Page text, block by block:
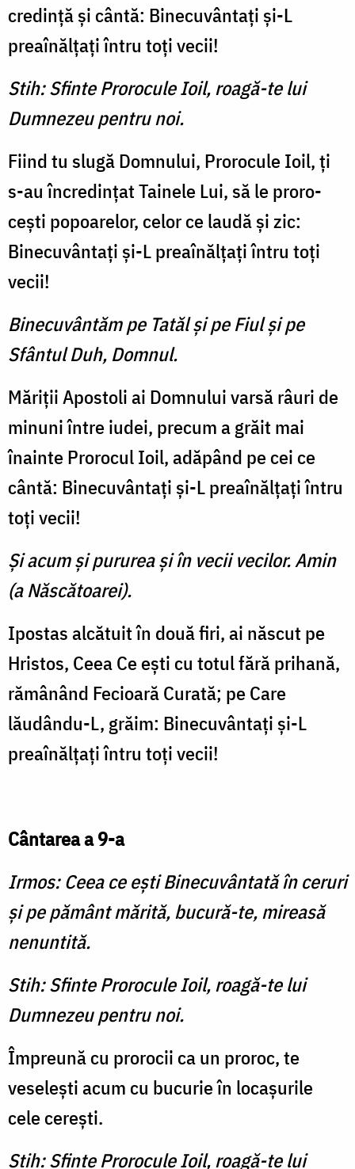
credinţă şi cântă: Bine­cuvântaţi şi-L
preaînălţaţi în­tru toţi vecii!
Stih: Sfinte Prorocule Ioil, roagă-te lui
Dumnezeu pentru noi.
Fiind tu slugă Domnului, Prorocule Ioil, ţi
s-au încre­dinţat Tainele Lui, să le proro­
ceşti popoarelor, celor ce laudă şi zic:
Binecuvântaţi şi-L preaînălţaţi întru toţi
vecii!
Binecuvântăm pe Tatăl şi pe Fiul şi pe
Sfântul Duh, Domnul.
Măriţii Apostoli ai Domnului varsă râuri de
minuni între iudei, precum a grăit mai
înainte Prorocul Ioil, adăpând pe cei ce
cântă: Binecuvântaţi şi-L preaînălţaţi întru
toţi vecii!
Şi acum şi pururea şi în vecii vecilor. Amin
(a Născătoarei).
Ipostas alcătuit în două firi, ai născut pe
Hristos, Ceea Ce eşti cu totul fără prihană,
ră­mânând Fecioară Curată; pe Care
lăudându-L, grăim: Binecuvântaţi şi-L
preaînălţaţi în­tru toţi vecii!
Cântarea a 9-a
Irmos: Ceea ce eşti Binecuvântată în ceruri
şi pe pământ mărită, bucură-te, mireasă
nenuntită.
Stih: Sfinte Prorocule Ioil, roagă-te lui
Dumnezeu pentru noi.
Împreună cu prorocii ca un proroc, te
veseleşti acum cu bucurie în locaşurile
cele cereşti.
Stih: Sfinte Prorocule Ioil, roagă-te lui